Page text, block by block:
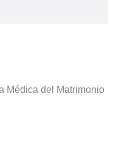
Médica del Matrimonio